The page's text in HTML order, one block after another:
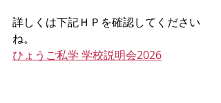
詳しくは下記ＨＰを確認してください
ね。
ひょうご私学 学校説明会2026